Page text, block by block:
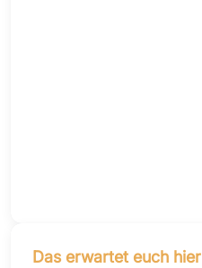
Das erwartet euch hier